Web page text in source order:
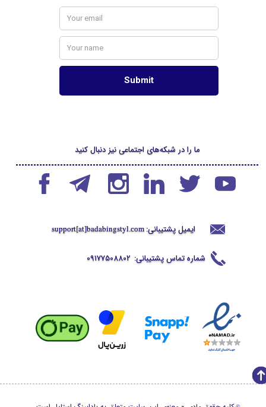
ایمیل پشتیبانی: support[at]badabingstyl.com
شماره تماس پشتیبانی: 09177508802
ما را در شبکه‌های اجتماعی نیز دنبال کنید